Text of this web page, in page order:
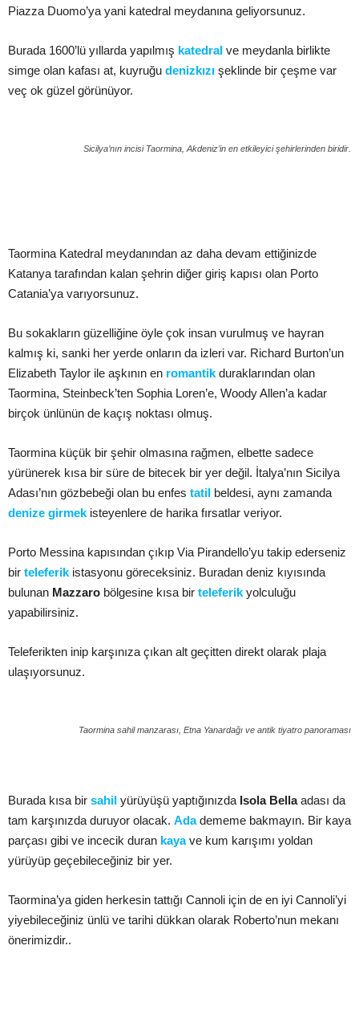
Piazza Duomo’ya yani katedral meydanına geliyorsunuz.
Burada 1600’lü yıllarda yapılmış katedral ve meydanla birlikte
simge olan kafası at, kuyruğu denizkızı şeklinde bir çeşme var
veç ok güzel görünüyor.
Sicilya’nın incisi Taormina, Akdeniz’in en etkileyici şehirlerinden biridir.
Taormina Katedral meydanından az daha devam ettiğinizde
Katanya tarafından kalan şehrin diğer giriş kapısı olan Porto
Catania’ya varıyorsunuz.
Bu sokakların güzelliğine öyle çok insan vurulmuş ve hayran
kalmış ki, sanki her yerde onların da izleri var. Richard Burton’un
Elizabeth Taylor ile aşkının en romantik duraklarından olan
Taormina, Steinbeck’ten Sophia Loren’e, Woody Allen’a kadar
birçok ünlünün de kaçış noktası olmuş.
Taormina küçük bir şehir olmasına rağmen, elbette sadece
yürünerek kısa bir süre de bitecek bir yer değil. İtalya’nın Sicilya
Adası’nın gözbebeği olan bu enfes tatil beldesi, aynı zamanda
denize girmek isteyenlere de harika fırsatlar veriyor.
Porto Messina kapısından çıkıp Via Pirandello’yu takip ederseniz
bir teleferik istasyonu göreceksiniz. Buradan deniz kıyısında
bulunan Mazzaro bölgesine kısa bir teleferik yolculuğu
yapabilirsiniz.
Teleferikten inip karşınıza çıkan alt geçitten direkt olarak plaja
ulaşıyorsunuz.
Taormina sahil manzarası, Etna Yanardağı ve antik tiyatro panoraması
Burada kısa bir sahil yürüyüşü yaptığınızda Isola Bellaadası da
tam karşınızda duruyor olacak. Adadememe bakmayın. Bir kaya
parçası gibi ve incecik duran kayave kum karışımı yoldan
yürüyüp geçebileceğiniz bir yer.
Taormina’ya giden herkesin tattığı Cannoli için de en iyi Cannoli’yi
yiyebileceğiniz ünlü ve tarihi dükkan olarak Roberto’nun mekanı
önerimizdir..